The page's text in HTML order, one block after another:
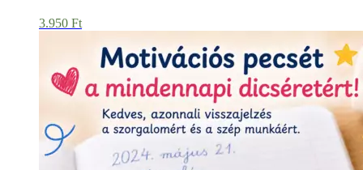
3.950 Ft